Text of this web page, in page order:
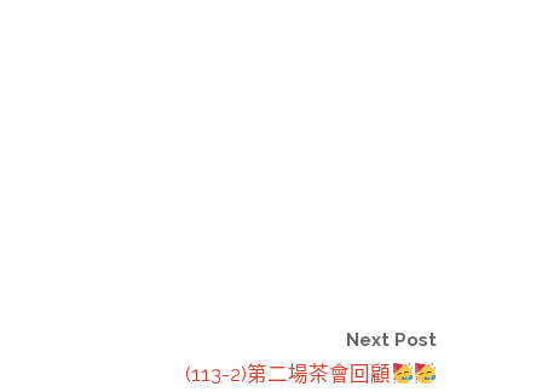
Next Post
(113-2)第二場茶會回顧